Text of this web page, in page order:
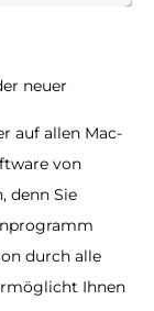
neuer
auf allen Mac-
von
denn Sie
durch alle
Ihnen